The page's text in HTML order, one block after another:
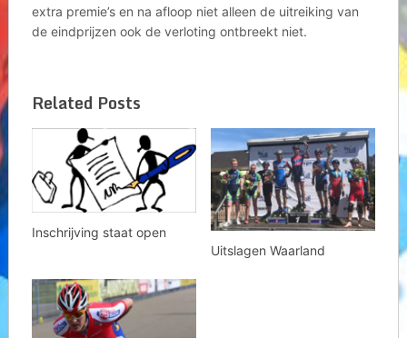
extra premie’s en na afloop niet alleen de uitreiking van
de eindprijzen ook de verloting ontbreekt niet.
Related Posts
Inschrijving staat open
Uitslagen Waarland